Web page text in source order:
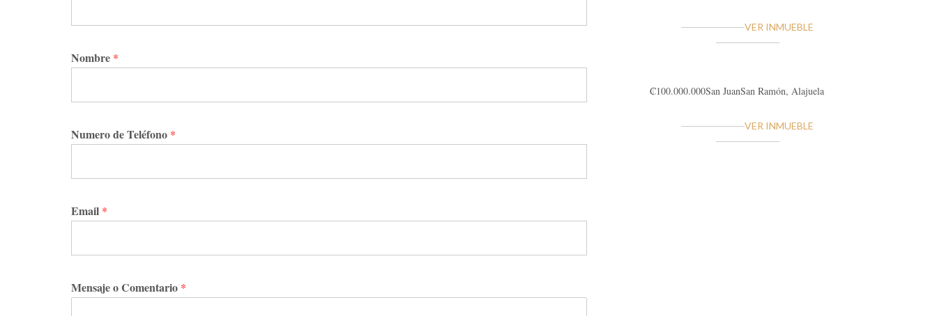
Nombre *
Numero de Teléfono *
Email *
Mensaje o Comentario *
VER INMUEBLE
₡100.000.000San JuanSan Ramón, Alajuela
VER INMUEBLE